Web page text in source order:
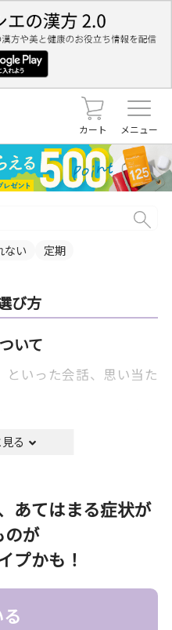
カート メニュー
ない 定期
び方
いて
といった会話、思い当た
化させたりと、日々の生
すべき糞便を十分量かつ
示し、弛緩性、けいれん
れています。治療薬とし
す。
あてはまる症状が
のが
プかも！